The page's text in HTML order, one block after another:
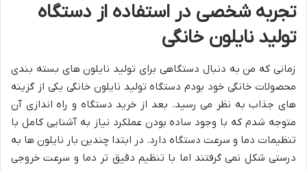
تجربه شخصی در استفاده از دستگاه
تولید نایلون خانگی
زمانی که من به دنبال دستگاهی برای تولید نایلون های بسته بندی
محصولات خانگی خود بودم دستگاه تولید نایلون خانگی یکی از گزینه
های جذاب به نظر می رسید. بعد از خرید دستگاه و راه اندازی آن
متوجه شدم که با وجود ساده بودن عملکرد نیاز به آشنایی کامل با
تنظیمات دما و سرعت دستگاه دارد. در ابتدا چندین بار نایلون ها به
درستی شکل نمی گرفتند اما با تنظیم دقیق تر دما و سرعت خروجی